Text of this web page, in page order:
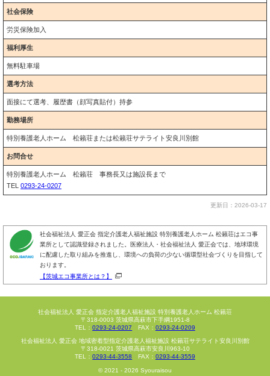
社会保険
労災保険加入
福利厚生
無料駐車場
選考方法
面接にて選考、履歴書（顔写真貼付）持参
勤務場所
特別養護老人ホーム 松籟荘または松籟荘サテライト安良川別館
お問合せ
特別養護老人ホーム 松籟荘 事務長又は施設長まで
TEL 0293-24-0207
更新日：2026-03-17
社会福祉法人 愛正会 指定介護老人福祉施設 特別養護老人ホーム 松籟荘はエコ事
業所として認識登録されました。医療法人・社会福祉法人 愛正会では、地球環境
に配慮した取り組みを推進し、環境への負荷の少ない循環型社会づくりを目指して
おります。
【茨城エコ事業所とは？】
社会福祉法人 愛正会 指定介護老人福祉施設 特別養護老人ホーム 松籟荘
〒318-0003 茨城県高萩市下手綱1951-8
TEL：0293-24-0207 FAX： 0293-24-0209
社会福祉法人 愛正会 地域密着型指定介護老人福祉施設 松籟荘サテライト安良川別館
〒318-0021 茨城県高萩市安良川963-10
TEL：0293-44-3558 FAX： 0293-44-3559
© 2021 - 2026 Syouraisou